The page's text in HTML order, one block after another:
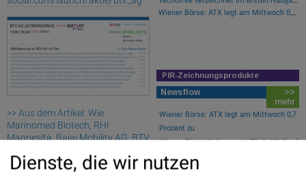
>> Aus dem Artikel: Wie
Marinomed Biotech, RHI
Magnesita, Bajaj Mobility AG, BTV
Gesprächsstoff in Österreich
Wiener Börse: ATX legt am Mittwoch 0,7 Prozent zu
PIR-Zeichnungsprodukte
Newsflow
>>
mehr
Wiener Börse: ATX legt am Mittwoch 0,7
Prozent zu
Wiener Börse Nebenwerte-Blick: Wolford
steigt meh...
Wie Wolford, RHI Magnesita, Wolftank-
Dienste, die wir nutzen